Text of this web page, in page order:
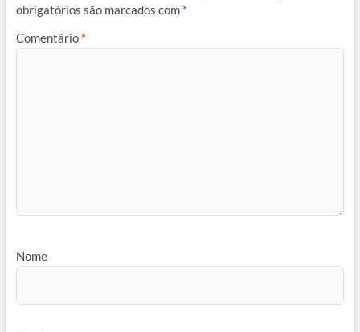
obrigatórios são marcados com *
Comentário *
Nome